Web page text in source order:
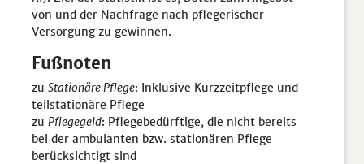
von und der Nachfrage nach pflegerischer
Versorgung zu gewinnen.
Fußnoten
zu Stationäre Pflege: Inklusive Kurzzeitpflege und
teilstationäre Pflege
zu Pflegegeld: Pflegebedürftige, die nicht bereits
bei der ambulanten bzw. stationären Pflege
berücksichtigt sind